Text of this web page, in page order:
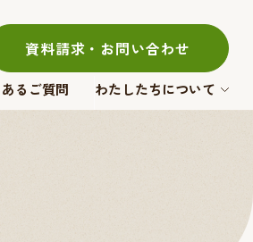
資料請求・お問い合わせ
るご質問 わたしたちについて